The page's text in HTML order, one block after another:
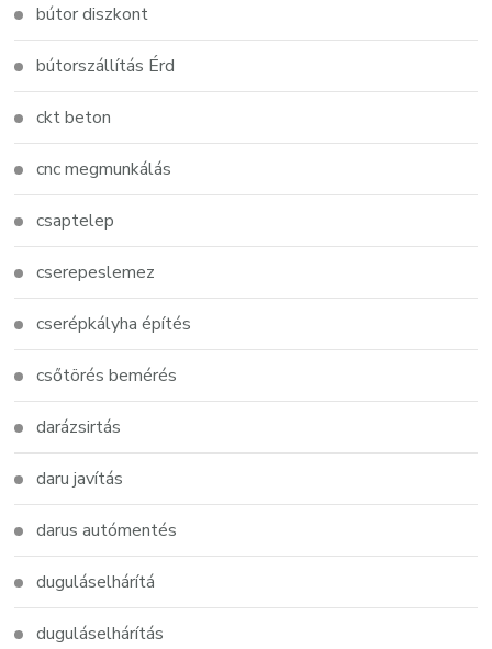
bútor diszkont
bútorszállítás Érd
ckt beton
cnc megmunkálás
csaptelep
cserepeslemez
cserépkályha építés
csőtörés bemérés
darázsirtás
daru javítás
darus autómentés
duguláselhárítá
duguláselhárítás